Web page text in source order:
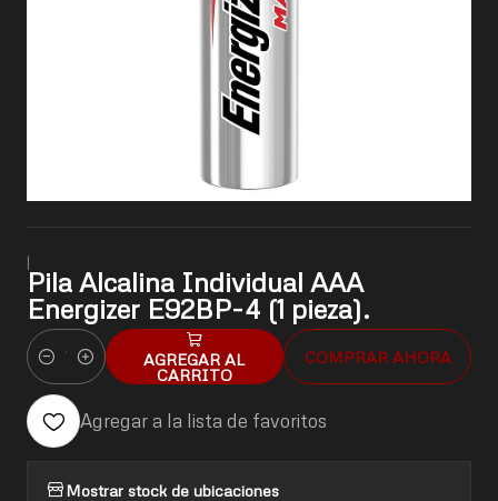
|
Pila Alcalina Individual AAA
Energizer E92BP-4 (1 pieza).
Cantidad
AGREGAR AL
CARRITO
COMPRAR AHORA
Agregar a la lista de favoritos
Mostrar stock de ubicaciones